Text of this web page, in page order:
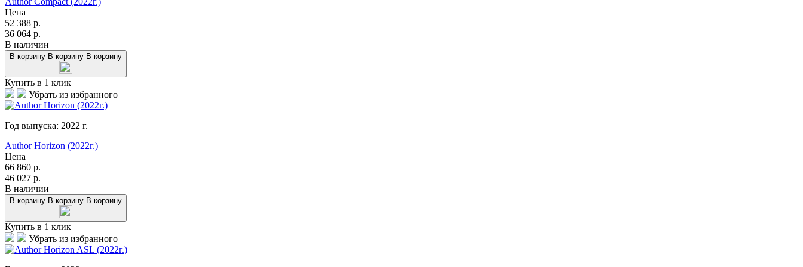
Цена
52 388 р.
36 064 р.
В наличии
В корзину В корзину В корзину
Купить в 1 клик
Убрать из избранного
Год выпуска: 2022 г.
Author Horizon (2022г.)
Цена
66 860 р.
46 027 р.
В наличии
В корзину В корзину В корзину
Купить в 1 клик
Убрать из избранного